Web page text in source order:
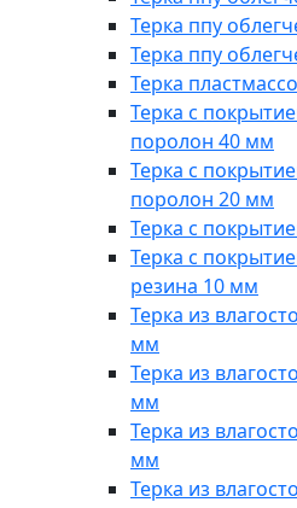
Терка ппу
Терка ппу
Терка
Терка с
поролон 40 мм
Терка с
поролон 20 мм
Терка с
Терка с
резина 10 мм
Терка из
мм
Терка из
мм
Терка из
мм
Терка из